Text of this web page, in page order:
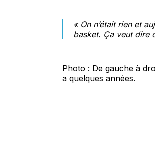
« On n’était rien et
basket. Ça veut dire
Photo : De gauche à
a quelques années.